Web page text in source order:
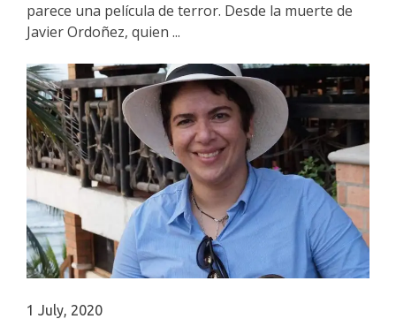
parece una película de terror. Desde la muerte de
Javier Ordoñez, quien ...
1 July, 2020